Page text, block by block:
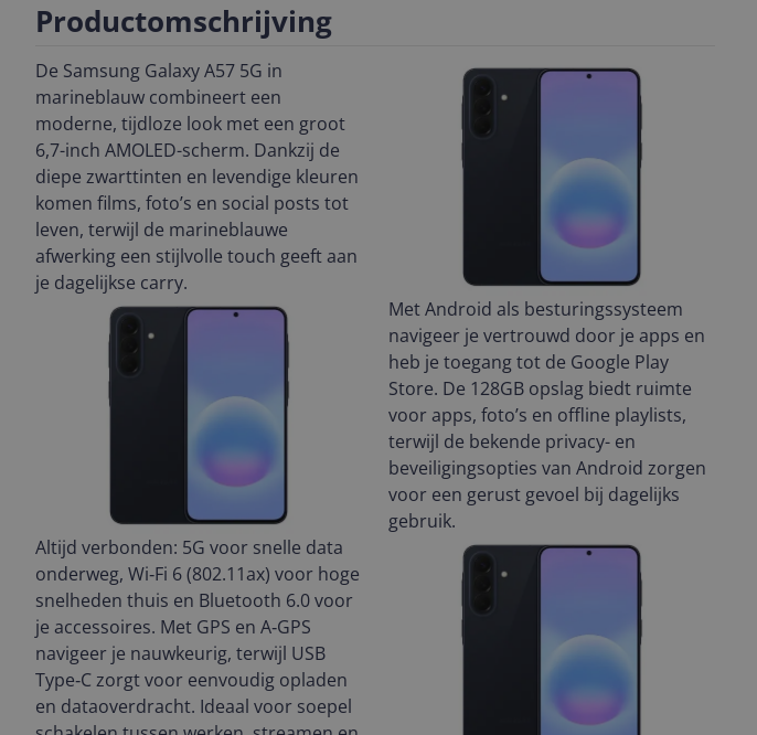
Productomschrijving
De Samsung Galaxy A57 5G in
marineblauw combineert een
moderne, tijdloze look met een groot
6,7-inch AMOLED-scherm. Dankzij de
diepe zwarttinten en levendige kleuren
komen films, foto’s en social posts tot
leven, terwijl de marineblauwe
afwerking een stijlvolle touch geeft aan
je dagelijkse carry.
Met Android als besturingssysteem
navigeer je vertrouwd door je apps en
heb je toegang tot de Google Play
Store. De 128GB opslag biedt ruimte
voor apps, foto’s en offline playlists,
terwijl de bekende privacy- en
beveiligingsopties van Android zorgen
voor een gerust gevoel bij dagelijks
gebruik.
Altijd verbonden: 5G voor snelle data
onderweg, Wi‑Fi 6 (802.11ax) voor hoge
snelheden thuis en Bluetooth 6.0 voor
je accessoires. Met GPS en A‑GPS
navigeer je nauwkeurig, terwijl USB
Type‑C zorgt voor eenvoudig opladen
en dataoverdracht. Ideaal voor soepel